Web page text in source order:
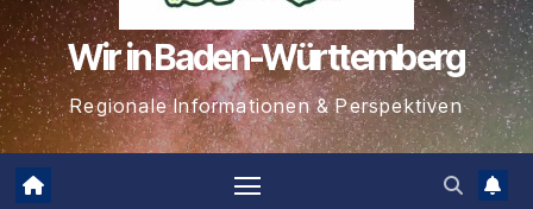
Wir in Baden-Württemberg
Regionale Informationen & Perspektiven